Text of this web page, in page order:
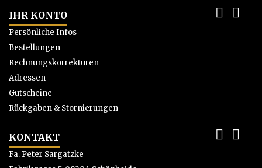
IHR KONTO  
Persönliche Infos
Bestellungen
Rechnungskorrekturen
Adressen
Gutscheine
Rückgaben & Stornierungen
KONTAKT  
Fa. Peter Sargatzke